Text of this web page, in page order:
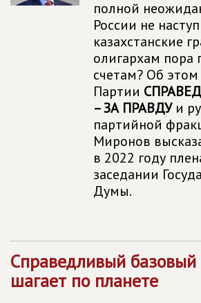
полной
России не
казахстанские
олигархам пора
счетам? Об
Партии
– ЗА ПРАВДУи
партийной
Миронов
в 2022 году
заседании
Думы.
Справедливый базовый
шагает по планете